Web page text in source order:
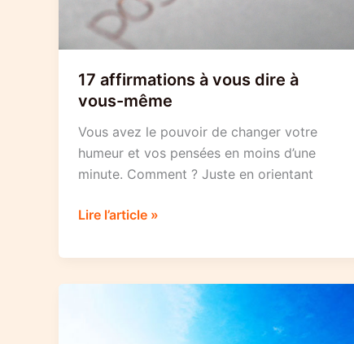
17 affirmations à vous dire à
vous-même
Vous avez le pouvoir de changer votre
humeur et vos pensées en moins d’une
minute. Comment ? Juste en orientant
17
à
Lire l’article »